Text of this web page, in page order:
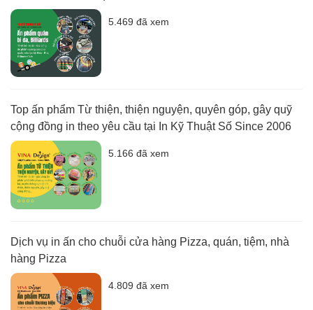
5.469 đã xem
Top ấn phẩm Từ thiện, thiện nguyện, quyên góp, gây quỹ
cộng đồng in theo yêu cầu tại In Kỹ Thuật Số Since 2006
5.166 đã xem
Dịch vụ in ấn cho chuỗi cửa hàng Pizza, quán, tiệm, nhà
hàng Pizza
4.809 đã xem